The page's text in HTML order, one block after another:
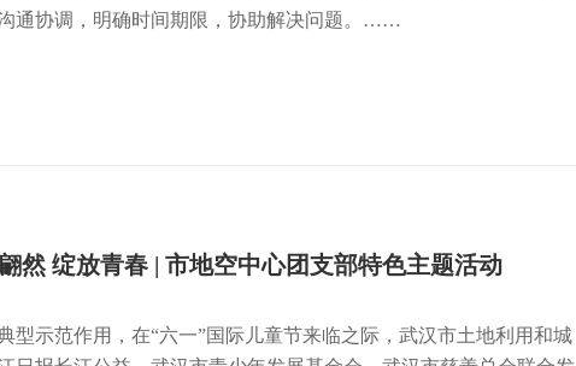
通协调，明确时间期限，协助解决问题。……
然 绽放青春 | 市地空中心团支部特色主题活动
型示范作用，在“六一”国际儿童节来临之际，武汉市土地利用和城